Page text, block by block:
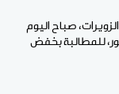
صباح اليوم
للمطالبة بخفض